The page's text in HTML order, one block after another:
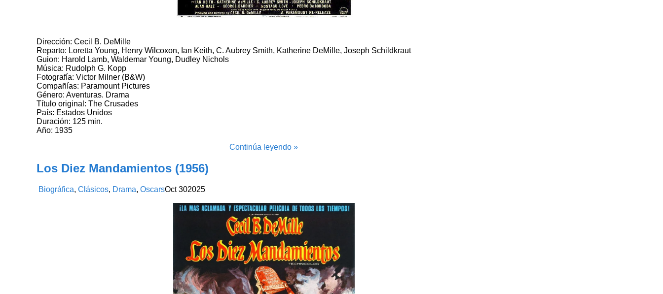
Dirección: Cecil B. DeMille
Reparto: Loretta Young, Henry Wilcoxon, Ian Keith, C. Aubrey Smith, Katherine DeMille, Joseph Schildkraut
Guion: Harold Lamb, Waldemar Young, Dudley Nichols
Música: Rudolph G. Kopp
Fotografía: Victor Milner (B&W)
Compañías: Paramount Pictures
Género: Aventuras. Drama
Título original: The Crusades
País: Estados Unidos
Duración: 125 min.
Año: 1935
Continúa leyendo »
Los Diez Mandamientos (1956)
Biográfica,Clásicos, Drama,OscarsOct 302025